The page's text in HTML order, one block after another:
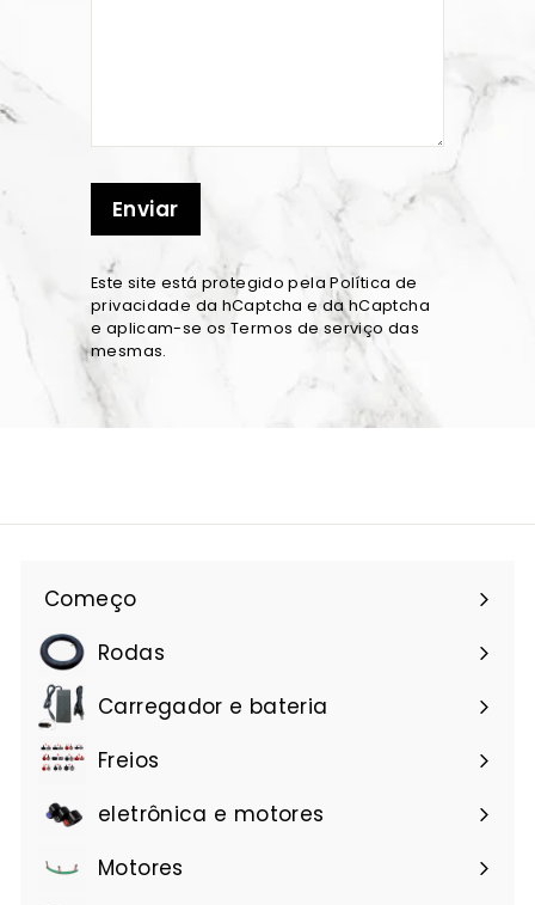
Enviar
Este site está protegido pelaPolítica de
privacidade da hCaptcha e da hCaptcha
e aplicam-se os Termos de serviço das
mesmas.
Começo
Rodas
Carregador e bateria
Freios
eletrônica e motores
Motores